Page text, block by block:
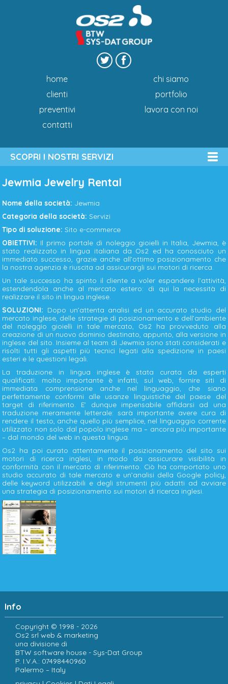
home
chi siamo
clienti
portfolio
preventivi
lavora con noi
contatti
SCOPRI I NOSTRI SERVIZI
Jewmia Jewelry Rental
Nome della società: Jewmia
Categoria della società:Servizi
Tipo di soluzione: Sito e-commerce
OBIETTIVI: Il primo portale di noleggio gioielli in Italia, Jewmia, è
stato realizzato in lingua italiana da Os2 ed ha conosciuto un
immediato successo, grazie anche all’ottimo posizionamento che
la nostra agenzia è riuscita ad assicurargli sui motori di ricerca.
Un tale successo ha spinto il cliente a voler espandere l’attività,
estendendola anche al mercato estero: di qui la necessità di
realizzare il sito in lingua inglese.
SOLUZIONI: Dopo un’attenta analisi ed un accurato studio del
mercato inglese, delle strategie di posizionamento e dell’ambiente
del noleggio gioielli in tale mercato, Os2 ha provveduto alla
creazione di un nuovo dominio destinato, appunto, alla versione in
inglese del sito. Insieme al team di Jewmia sono stati considerati e
risolti tutti gli aspetti più tecnici legati alla spedizione in paesi
esteri e le questioni legali.
La traduzione in lingua inglese è stata curata da esperti
qualificati: molto importante è infatti, sul web, fornire siti di
immediata comprensione anche nel linguaggio, che siano
perfettamente conformi alle usanze linguistiche del paese del
target di riferimento. E’ dunque impensabile affidarsi ad una
traduzione meramente letterale: sarà importante avere cura di
rendere il testo, anche quello più semplice, nel linguaggio corrente
utilizzato non solo dal popolo inglese ma – ancora più importante
– dal mondo del web in questa lingua.
Os2 ha poi curato attentamente il posizionamento del sito sui
motori di ricerca inglesi, in modo da assicurare visibilità in
conformità con il mercato di riferimento. Ciò ha comportato uno
studio accurato di tale mercato e un’analisi della Google policy,
delle keyword utilizzabili e degli strumenti più adatti ad avviare
una strategia di posizionamento sui motori di ricerca inglesi.
Info
Copyright © 1998 - 2026
Os2 srl web & marketing
una divisione di
BTW software house - Sys-Dat Group
P. I.V.A.: 07498440960
Palermo – Italy